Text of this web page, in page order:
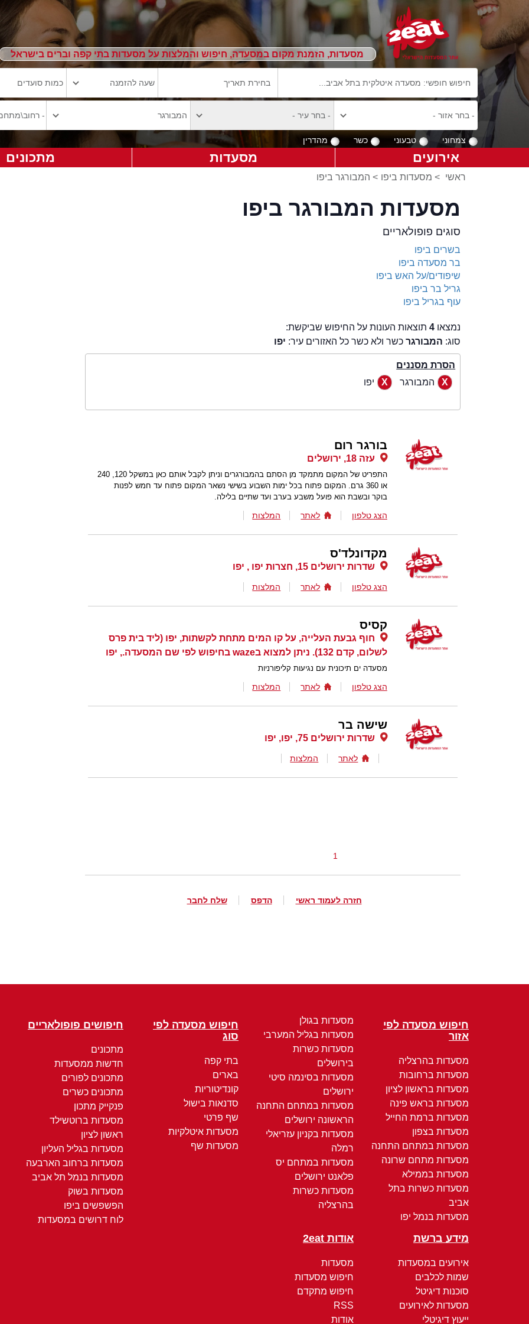
מסעדות, הזמנת מקום במסעדה, חיפוש והמלצות על מסעדות בתי קפה וברים בישראל
צמחוני טבעוני כשר מהדרין
אירועים מסעדות מתכונים
ראשי > מסעדות ביפו > המבורגר ביפו
מסעדות המבורגר ביפו
סוגים פופולאריים
בשרים ביפו
בר מסעדה ביפו
שיפודים/על האש ביפו
גריל בר ביפו
עוף בגריל ביפו
נמצאו 4תוצאות העונות על החיפוש שביקשת:
סוג: המבורגרכשר ולא כשר כל האזורים עיר: יפו
הסרת מסננים
המבורגר
יפו
בורגר רום
עזה 18, ירושלים
התפריט של המקום מתמקד מן הסתם בהמבורגרים וניתן לקבל אותם כאן במשקל 120, 240
או 360 גרם. המקום פתוח בכל ימות השבוע בשישי נשאר המקום פתוח עד חמש לפנות
בוקר ובשבת הוא פועל משבע בערב ועד שתיים בלילה.
הצג טלפון לאתר המלצות
מקדונלד'ס
שדרות ירושלים 15, חצרות יפו , יפו
הצג טלפון לאתר המלצות
קסיס
חוף גבעת העלייה, על קו המים מתחת לקשתות, יפו (ליד בית פרס
לשלום, קדם 132). ניתן למצוא בwaze בחיפוש לפי שם המסעדה., יפו
מסעדה ים תיכונית עם נגיעות קליפורניות
הצג טלפון לאתר המלצות
שישה בר
שדרות ירושלים 75, יפו, יפו
לאתר המלצות
1
חזרה לעמוד ראשי הדפס שלח לחבר
חיפוש מסעדה לפי
אזור
מסעדות בהרצליה
מסעדות ברחובות
מסעדות בראשון לציון
מסעדות בראש פינה
מסעדות ברמת החייל
מסעדות בצפון
מסעדות במתחם התחנה
מסעדות מתחם שרונה
מסעדות בממילא
מסעדות כשרות בתל
אביב
מסעדות בנמל יפו
מסעדות בגולן
מסעדות בגליל המערבי
מסעדות כשרות
בירושלים
מסעדות בסינמה סיטי
ירושלים
מסעדות במתחם התחנה
הראשונה ירושלים
מסעדות בקניון עזריאלי
רמלה
מסעדות במתחם יס
פלאנט ירושלים
מסעדות כשרות
בהרצליה
חיפוש מסעדה לפי
סוג
בתי קפה
בארים
קונדיטוריות
סדנאות בישול
שף פרטי
מסעדות איטלקיות
מסעדות שף
חיפושים פופולאריים
מתכונים
חדשות ממסעדות
מתכונים לפורים
מתכונים כשרים
פנקייק מתכון
מסעדות ברוטשילד
ראשון לציון
מסעדות בגליל העליון
מסעדות ברחוב הארבעה
מסעדות בנמל תל אביב
מסעדות בשוק
הפשפשים ביפו
לוח דרושים במסעדות
מידע ברשת
אירועים במסעדות
שמות לכלבים
סוכנות דיגיטל
מסעדות לאירועים
ייעוץ דיגיטלי
אודות 2eat
מסעדות
חיפוש מסעדות
חיפוש מתקדם
RSS
אודות